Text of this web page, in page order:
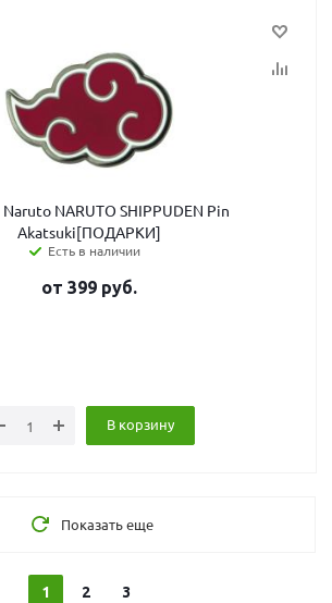
NARUTO SHIPPUDEN Pin
Akatsuki[ПОДАРКИ]
Есть в наличии
от 399 руб.
В корзину
Показать еще
1 2 3